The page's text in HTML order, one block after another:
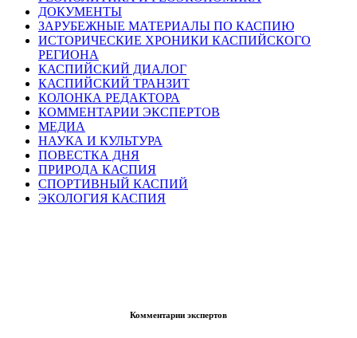
ДОКУМЕНТЫ
ЗАРУБЕЖНЫЕ МАТЕРИАЛЫ ПО КАСПИЮ
ИСТОРИЧЕСКИЕ ХРОНИКИ КАСПИЙСКОГО
РЕГИОНА
КАСПИЙСКИЙ ДИАЛОГ
КАСПИЙСКИЙ ТРАНЗИТ
КОЛОНКА РЕДАКТОРА
КОММЕНТАРИИ ЭКСПЕРТОВ
МЕДИА
НАУКА И КУЛЬТУРА
ПОВЕСТКА ДНЯ
ПРИРОДА КАСПИЯ
СПОРТИВНЫЙ КАСПИЙ
ЭКОЛОГИЯ КАСПИЯ
Комментарии экспертов